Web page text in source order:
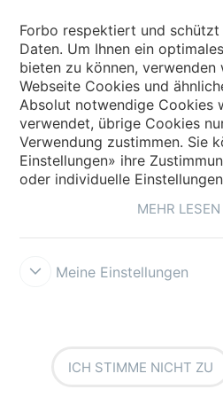
Land auswählen
Land auswählen
Forbo respektiert und schützt
Daten. Um Ihnen ein
bieten zu können, verwenden
Webseite Cookies und
Absolut notwendige Cookies
verwendet, übrige Cookies
Verwendung zustimmen. Sie
Einstellungen» ihre
oder individuelle
MEHR LESEN
Meine Einstellungen
ICH STIMME NICHT ZU